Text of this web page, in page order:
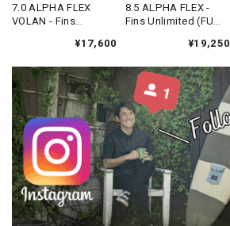
7.0 ALPHA FLEX
VOLAN - Fins
¥17,600
8.5 ALPHA FLEX -
Fins Unlimited (FU
¥19,250